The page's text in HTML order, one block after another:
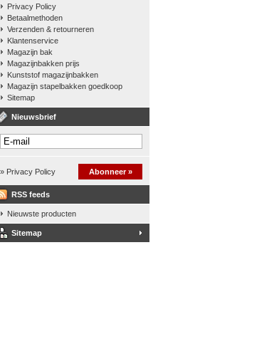
Privacy Policy
Betaalmethoden
Verzenden & retourneren
Klantenservice
Magazijn bak
Magazijnbakken prijs
Kunststof magazijnbakken
Magazijn stapelbakken goedkoop
Sitemap
Nieuwsbrief
» Privacy Policy Abonneer »
RSS feeds
Nieuwste producten
Sitemap